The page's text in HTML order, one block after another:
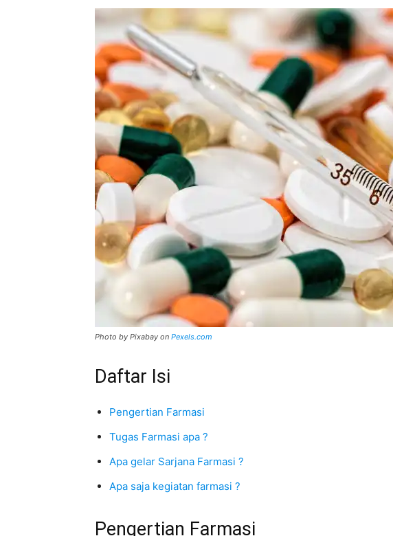
Photo by Pixabay on Pexels.com
Daftar Isi
Pengertian Farmasi
Tugas Farmasi apa ?
Apa gelar Sarjana Farmasi ?
Apa saja kegiatan farmasi ?
Pengertian Farmasi